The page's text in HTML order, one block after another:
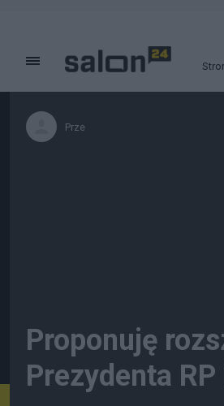
Prze
Proponuję
Prezydenta